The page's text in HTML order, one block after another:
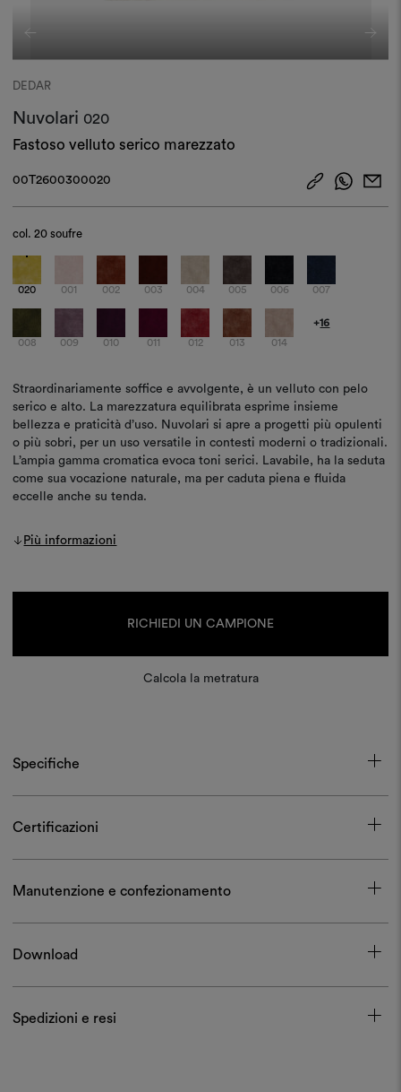
DEDAR
Nuvolari 020
Fastoso velluto serico marezzato
00T2600300020
col.20 soufre
020 001 002 003 004 005 006 007
008 009 010 011 012 013 014
+16
Straordinariamente soffice e avvolgente, è un velluto con pelo
serico e alto. La marezzatura equilibrata esprime insieme
bellezza e praticità d’uso. Nuvolari si apre a progetti più opulenti
o più sobri, per un uso versatile in contesti moderni o tradizionali.
L’ampia gamma cromatica evoca toni serici. Lavabile, ha la seduta
come sua vocazione naturale, ma per caduta piena e fluida
eccelle anche su tenda.
Più informazioni
RICHIEDI UN CAMPIONE
Calcola la metratura
Specifiche
Certificazioni
Manutenzione e confezionamento
Download
Spedizioni e resi